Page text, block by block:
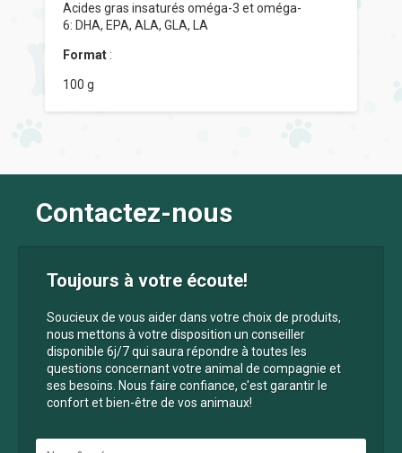
Acides gras insaturés oméga-3 et oméga-
6: DHA, EPA, ALA, GLA, LA
Format :
100 g
Contactez-nous
Toujours à votre écoute!
Soucieux de vous aider dans votre choix de produits,
nous mettons à votre disposition un conseiller
disponible 6j/7 qui saura répondre à toutes les
questions concernant votre animal de compagnie et
ses besoins. Nous faire confiance, c'est garantir le
confort et bien-être de vos animaux!